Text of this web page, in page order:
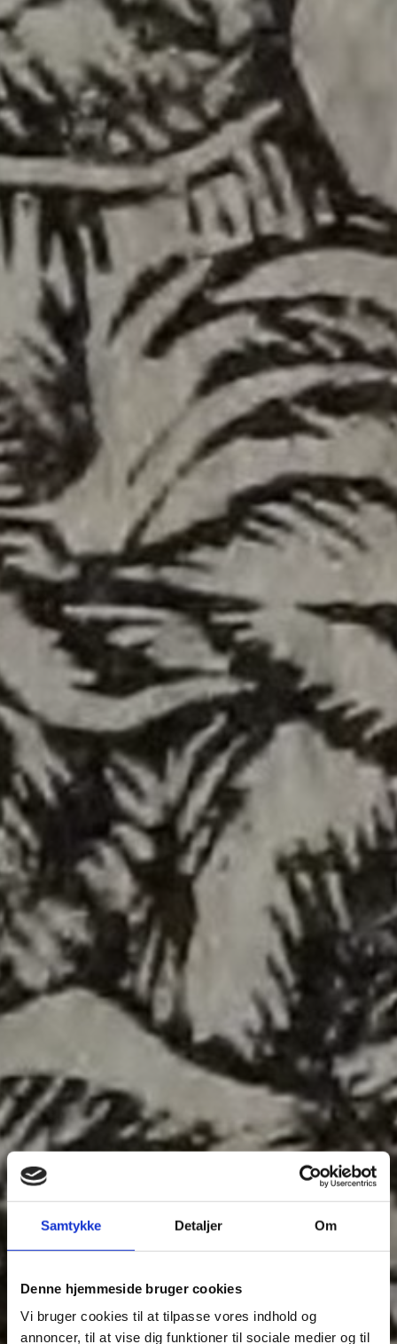
Samtykke Detaljer Om
Denne hjemmeside bruger cookies
Vi bruger cookies til at tilpasse vores indhold og
annoncer, til at vise dig funktioner til sociale medier og til